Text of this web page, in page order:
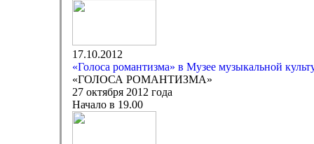
17.10.2012
«Голоса романтизма» в Музее музыкальной
«ГОЛОСА РОМАНТИЗМА»
27 октября 2012 года
Начало в 19.00